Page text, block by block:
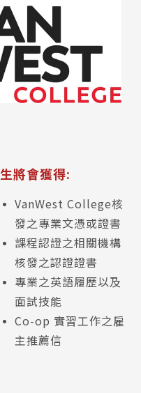
將會獲得:
VanWest College核
發之專業文憑或證書
課程認證之相關機構
核發之認證證書
專業之英語履歷以及
面試技能
Co-op 實習工作之雇
主推薦信